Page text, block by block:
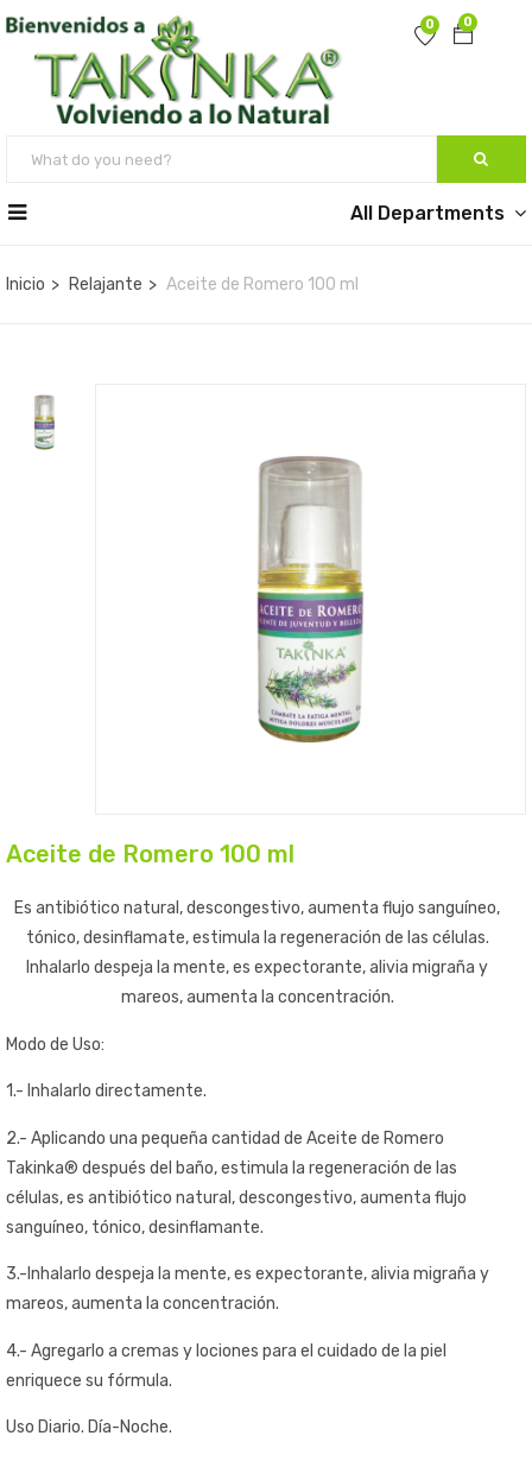
0
0
All Departments
Inicio Relajante Aceite de Romero 100 ml
Aceite de Romero 100 ml
Es antibiótico natural, descongestivo, aumenta flujo sanguíneo,
tónico, desinflamate, estimula la regeneración de las células.
Inhalarlo despeja la mente, es expectorante, alivia migraña y
mareos, aumenta la concentración.
Modo de Uso:
1.- Inhalarlo directamente.
2.- Aplicando una pequeña cantidad de Aceite de Romero
Takinka® después del baño, estimula la regeneración de las
células, es antibiótico natural, descongestivo, aumenta flujo
sanguíneo, tónico, desinflamante.
3.-Inhalarlo despeja la mente, es expectorante, alivia migraña y
mareos, aumenta la concentración.
4.- Agregarlo a cremas y lociones para el cuidado de la piel
enriquece su fórmula.
Uso Diario. Día-Noche.